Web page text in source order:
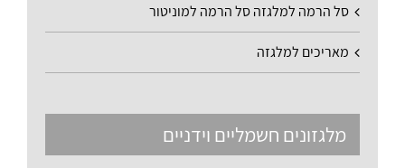
סל הרמה למלגזה סל הרמה למוניטור
מאריכים למלגזה
מלגזונים חשמליים וידניים